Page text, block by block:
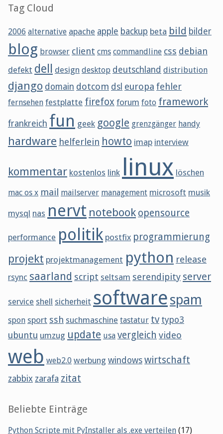
Tag Cloud
2006 alternative apache apple backup beta bild bilder
blog browser client cms commandline css debian
defekt dell design desktop deutschland distribution
django domain dotcom dsl europa fehler
fernsehen festplatte firefox forum foto framework
frankreich fun geek google grenzgänger handy
hardware helferlein howto imap interview
kommentar kostenlos link linux löschen
mac os x mail mailserver management microsoft musik
mysql nas nervt notebook opensource
performance politik postfix programmierung
projekt projektmanagement python release
rsync saarland script seltsam serendipity server
service shell sicherheit softwarespam
spon sport ssh suchmaschine tastatur tv typo3
ubuntu umzug update usa vergleich video
web web2.0 werbung windows wirtschaft
zabbix zarafa zitat
Beliebte Einträge
Python Scripte mit PyInstaller als .exe verteilen (17)